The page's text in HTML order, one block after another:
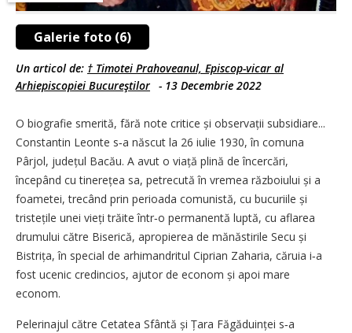
Galerie foto (6)
Un articol de: † Timotei Prahoveanul, Episcop-vicar al
Arhiepiscopiei Bucureştilor - 13 Decembrie 2022
O biografie smerită, fără note critice și observații subsidiare...
Constantin Leonte s‑a născut la 26 iulie 1930, în comuna
Pârjol, județul Bacău. A avut o viață plină de încercări,
începând cu tinerețea sa, petrecută în vremea războiului și a
foametei, trecând prin perioada comunistă, cu bucuriile și
tristețile unei vieți trăite într‑o permanentă luptă, cu aflarea
drumului către Biserică, apropierea de mănăstirile Secu și
Bistrița, în special de arhimandritul Ciprian Zaharia, căruia i‑a
fost ucenic credincios, ajutor de econom și apoi mare
econom.
Pelerinajul către Cetatea Sfântă și Țara Făgăduinței s‑a